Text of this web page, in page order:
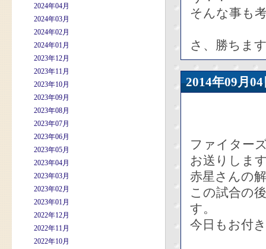
2024年04月
2024年03月
2024年02月
2024年01月
2023年12月
2023年11月
2023年10月
2023年09月
2023年08月
2023年07月
2023年06月
2023年05月
2023年04月
2023年03月
2023年02月
2023年01月
2022年12月
2022年11月
2022年10月
そんな事も
さ、勝ちま
2014年09
ファイター
お送りしま
赤星さんの
この試合の
す。
今日もお付